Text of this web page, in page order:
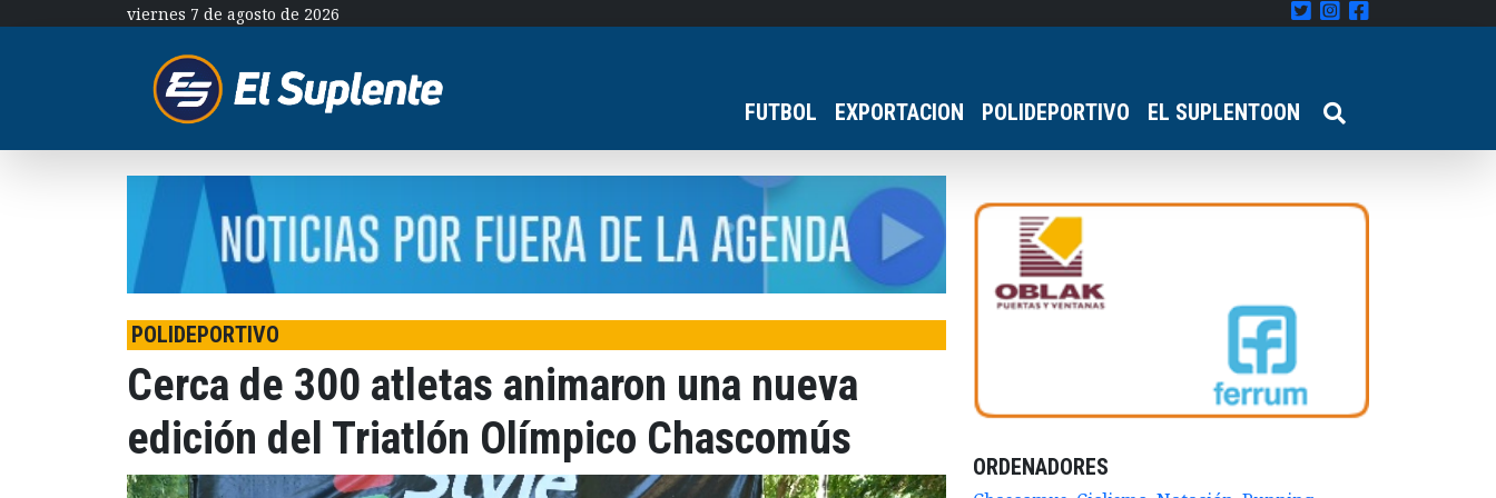
viernes 7 de agosto de 2026
FUTBOL EXPORTACION POLIDEPORTIVO EL SUPLENTOON
POLIDEPORTIVO
Cerca de 300 atletas animaron una nueva
edición del Triatlón Olímpico Chascomús
ORDENADORES